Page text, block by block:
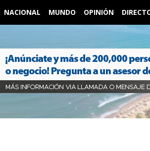
NACIONAL MUNDO OPINIÓN